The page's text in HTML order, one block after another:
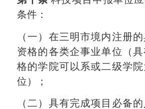
条件：
（一）在三明市境内注册
资格的各类企事业单位（
格的学院可以系或二级学
位）；
（二）具有完成项目必备